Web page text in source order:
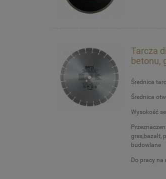
Tarcza
betonu,
Średnica
Średnica
Wysokość
gres,bazalt,
budowlane
Do pracy na